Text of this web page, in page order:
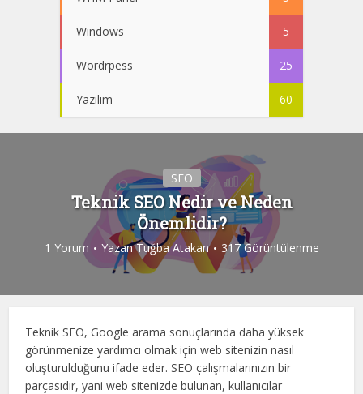
Windows 5
Wordrpess 25
Yazılım 60
SEO
Teknik SEO Nedir ve Neden
Önemlidir?
1 Yorum YazanTuğba Atakan 317 Görüntülenme
Teknik SEO, Google arama sonuçlarında daha yüksek
görünmenize yardımcı olmak için web sitenizin nasıl
oluşturulduğunu ifade eder. SEO çalışmalarınızın bir
parçasıdır, yani web sitenizde bulunan, kullanıcılar